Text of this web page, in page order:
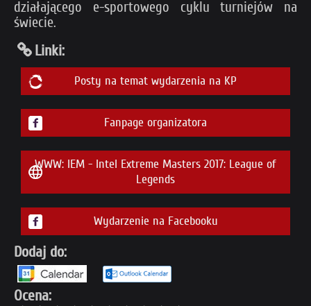
działającego e-sportowego cyklu turniejów na
świecie.
Linki:
Posty na temat wydarzenia na KP
Fanpage organizatora
WWW: IEM - Intel Extreme Masters 2017: League of
Legends
Wydarzenie na Facebooku
Dodaj do:
Ocena: